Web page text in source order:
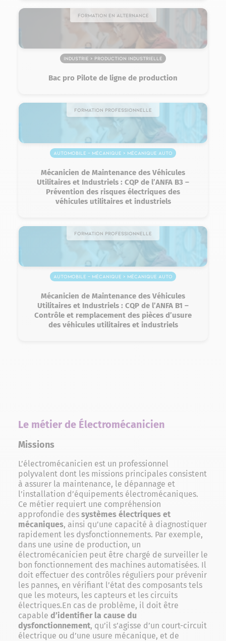
Formation en alternance
Industrie > Production industrielle
Bac pro Pilote de ligne de production
Formation professionnelle
Automobile – Mécanique > Mécanique auto
Mécanicien de Maintenance des Véhicules
Utilitaires et Industriels : CQP de l’ANFA B3 –
Prévention des risques électriques des
véhicules utilitaires et industriels
Formation professionnelle
Automobile – Mécanique > Mécanique auto
Mécanicien de Maintenance des Véhicules
Utilitaires et Industriels : CQP de l’ANFA B1 –
Contrôle et remplacement des pièces d’usure
des véhicules utilitaires et industriels
Le métier de Électromécanicien
Missions
L’électromécanicien est un professionnel
polyvalent dont les missions principales consistent
à assurer la maintenance, le dépannage et
l’installation d’équipements électromécaniques.
Ce métier requiert une compréhension
approfondie des systèmes électriques et
mécaniques, ainsi qu’une capacité à diagnostiquer
rapidement les dysfonctionnements. Par exemple,
dans une usine de production, un
électromécanicien peut être chargé de surveiller le
bon fonctionnement des machines automatisées. Il
doit effectuer des contrôles réguliers pour prévenir
les pannes, en vérifiant l’état des composants tels
que les moteurs, les capteurs et les circuits
électriques.En cas de problème, il doit être
capable d’identifier la cause du
dysfonctionnement, qu’il s’agisse d’un court-circuit
électrique ou d’une usure mécanique, et de